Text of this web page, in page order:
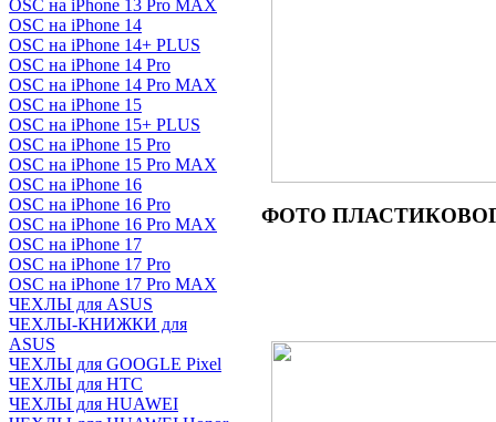
OSC на iPhone 13 Pro MAX
OSC на iPhone 14
OSC на iPhone 14+ PLUS
OSC на iPhone 14 Pro
OSC на iPhone 14 Pro MAX
OSC на iPhone 15
OSC на iPhone 15+ PLUS
OSC на iPhone 15 Pro
OSC на iPhone 15 Pro MAX
OSC на iPhone 16
OSC на iPhone 16 Pro
OSC на iPhone 16 Pro MAX
OSC на iPhone 17
OSC на iPhone 17 Pro
OSC на iPhone 17 Pro MAX
ЧЕХЛЫ для ASUS
ЧЕХЛЫ-КНИЖКИ для
ASUS
ЧЕХЛЫ для GOOGLE Pixel
ЧЕХЛЫ для HTC
ЧЕХЛЫ для HUAWEI
ФОТО